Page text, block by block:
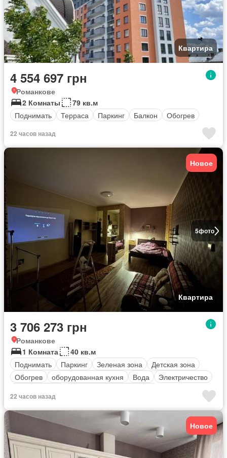
Квартира
4 554 697 грн
Романкове
2 Комнаты
79 кв.м
Поднимать
Терраса Паркинг Балкон Обогрев
22 часов назад
5фото
Новое
Квартира
3 706 273 грн
Романкове
1 Комната
40 кв.м
Поднимать
Паркинг Зеленая зона
Детская зона
Обогрев
оборудованная кухня Вода
Электричество
22 часов назад
Новое